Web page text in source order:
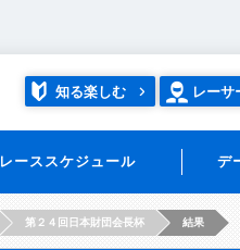
知る楽しむ レーサ
レーススケジュール デ
第２４回日本財団会長杯 結果